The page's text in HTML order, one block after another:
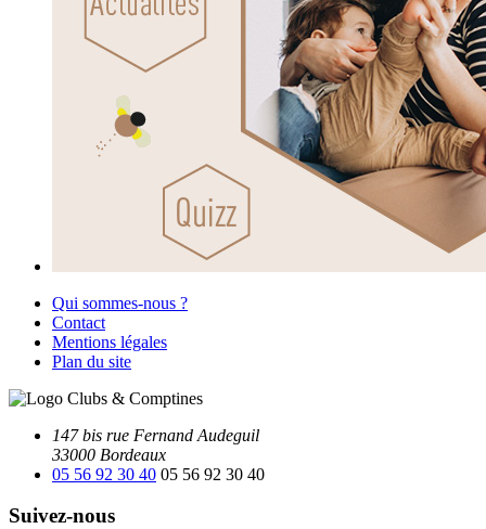
Qui sommes-nous ?
Contact
Mentions légales
Plan du site
147 bis rue Fernand Audeguil
33000 Bordeaux
05 56 92 30 40 05 56 92 30 40
Suivez-nous